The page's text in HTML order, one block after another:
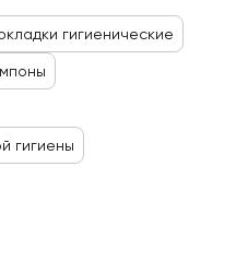
гигиенические
гигиены